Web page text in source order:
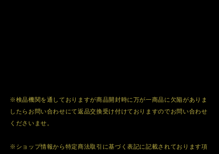
※検品機関を通しておりますが商品開封時に万が一商品に欠陥がありま
したらお問い合わせにて返品交換受け付けておりますのでお問い合わせ
くださいませ。
※ショップ情報から特定商法取引に基づく表記に記載されております項